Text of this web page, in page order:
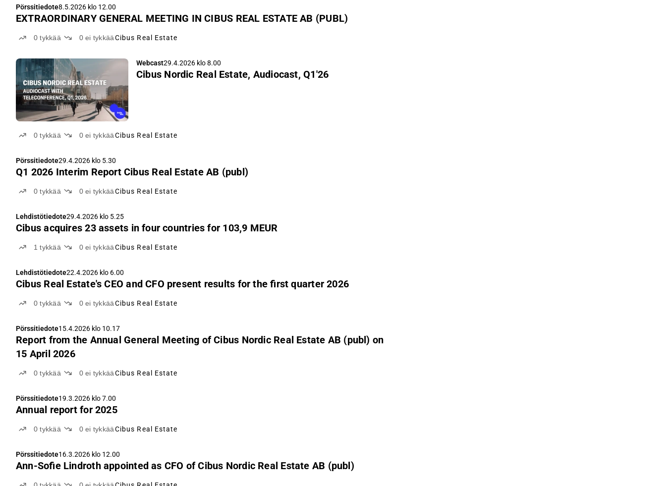
Pörssitiedote8.5.2026 klo 12.00
EXTRAORDINARY GENERAL MEETING IN CIBUS REAL ESTATE AB (PUBL)
0tykkää 0ei tykkääCibus Real Estate
Webcast29.4.2026 klo 8.00
Cibus Nordic Real Estate, Audiocast, Q1'26
0tykkää 0ei tykkääCibus Real Estate
Pörssitiedote29.4.2026 klo 5.30
Q1 2026 Interim Report Cibus Real Estate AB (publ)
0tykkää 0ei tykkääCibus Real Estate
Lehdistötiedote29.4.2026 klo 5.25
Cibus acquires 23 assets in four countries for 103,9 MEUR
1tykkää 0ei tykkääCibus Real Estate
Lehdistötiedote22.4.2026 klo 6.00
Cibus Real Estate's CEO and CFO present results for the first quarter 2026
0tykkää 0ei tykkääCibus Real Estate
Pörssitiedote15.4.2026 klo 10.17
Report from the Annual General Meeting of Cibus Nordic Real Estate AB (publ) on
15 April 2026
0tykkää 0ei tykkääCibus Real Estate
Pörssitiedote19.3.2026 klo 7.00
Annual report for 2025
0tykkää 0ei tykkääCibus Real Estate
Pörssitiedote16.3.2026 klo 12.00
Ann-Sofie Lindroth appointed as CFO of Cibus Nordic Real Estate AB (publ)